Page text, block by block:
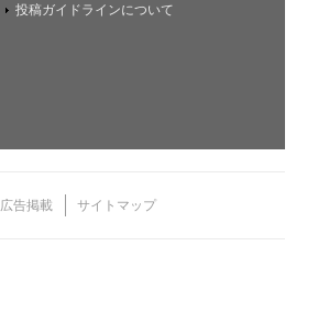
投稿ガイドラインについて
広告掲載 サイトマップ